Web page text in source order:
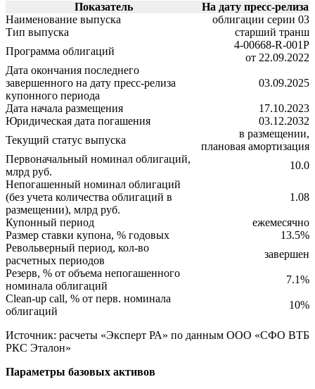
Показатель
На дату пресс-релиза
Наименование выпуска
облигации серии 03
Тип выпуска
старший транш
Программа облигаций
4-00668-R-001P
от 22.09.2022
Дата окончания последнего
завершенного на дату пресс-релиза
купонного периода
03.09.2025
Дата начала размещения
17.10.2023
Юридическая дата погашения
03.12.2032
Текущий статус выпуска
в размещении,
плановая амортизация
Первоначальный номинал облигаций,
млрд руб.
10.0
Непогашенный номинал облигаций
(без учета количества облигаций в
размещении), млрд руб.
1.08
Купонный период
ежемесячно
Размер ставки купона, % годовых
13.5%
Револьверный период, кол-во
расчетных периодов
завершен
Резерв, % от объема непогашенного
номинала облигаций
7.1%
Clean-up call, % от перв. номинала
облигаций
10%
Источник: расчеты «Эксперт РА» по данным ООО «СФО ВТБ
РКС Эталон»
Параметры базовых активов